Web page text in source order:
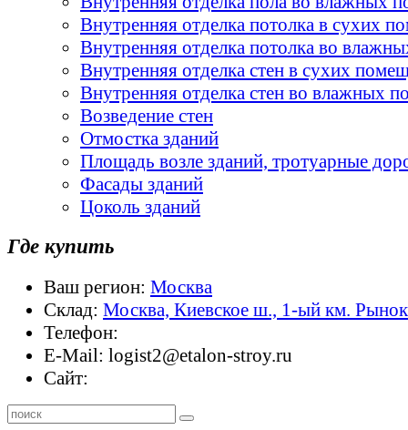
Внутренняя отделка потолка в сухих
Внутренняя отделка потолка во
Внутренняя отделка стен в сухих
Внутренняя отделка стен во влажных
Возведение стен
Отмостка зданий
Площадь возле зданий, тротуарные
Фасады зданий
Цоколь зданий
Где купить
Ваш регион: Москва
Склад: Москва, Киевское ш., 1-ый км.
Телефон:
E-Mail: logist2@etalon-stroy.ru
Сайт: